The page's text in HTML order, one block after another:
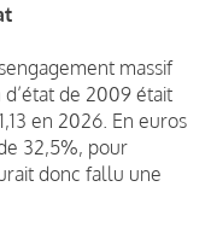
massif
de 2009 était
en 2026. En euros
32,5%, pour
donc fallu une